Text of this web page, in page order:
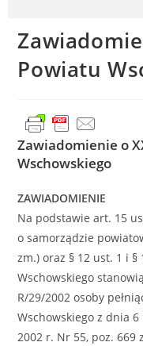
Powiatu
Zawiadomienie o
Wschowskiego
ZAWIADOMIENIE
Na podstawie art. 15
o samorządzie
zm.) oraz § 12 ust. 1 i
Wschowskiego
R/29/2002 osoby
Wschowskiego z dnia
2002 r. Nr 55, poz. 669